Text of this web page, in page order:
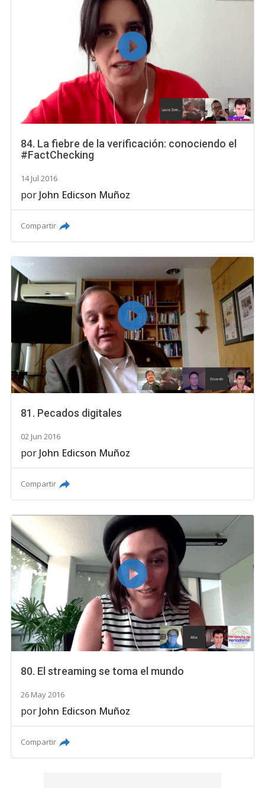
84. La fiebre de la verificación: conociendo el
#FactChecking
14 Jul 2016
por John Edicson Muñoz
Compartir
81. Pecados digitales
02 Jun 2016
por John Edicson Muñoz
Compartir
80. El streaming se toma el mundo
26 May 2016
por John Edicson Muñoz
Compartir